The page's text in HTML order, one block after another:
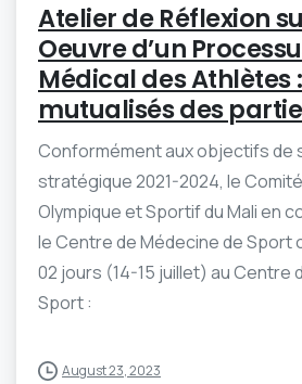
Atelier de Réflexion
Oeuvre d’un
Médical des Athlètes
mutualisés des
Conformément aux objectifs de
stratégique 2021-2024, le
Olympique et Sportif du Mali en
le Centre de Médecine de Sport
02 jours (14-15 juillet) au Centre
Sport :
August 23, 2023